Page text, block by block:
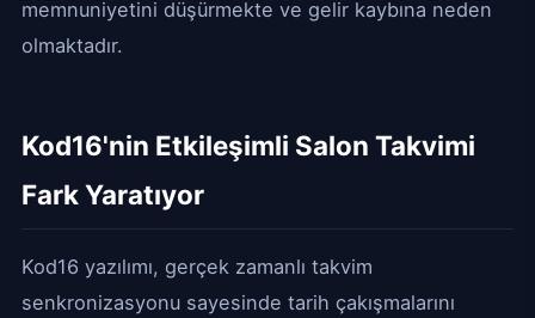
memnuniyetini düşürmekte ve gelir kaybına neden
olmaktadır.
Kod16'nin Etkileşimli Salon Takvimi
Fark Yaratıyor
Kod16 yazılımı, gerçek zamanlı takvim
senkronizasyonu sayesinde tarih çakışmalarını